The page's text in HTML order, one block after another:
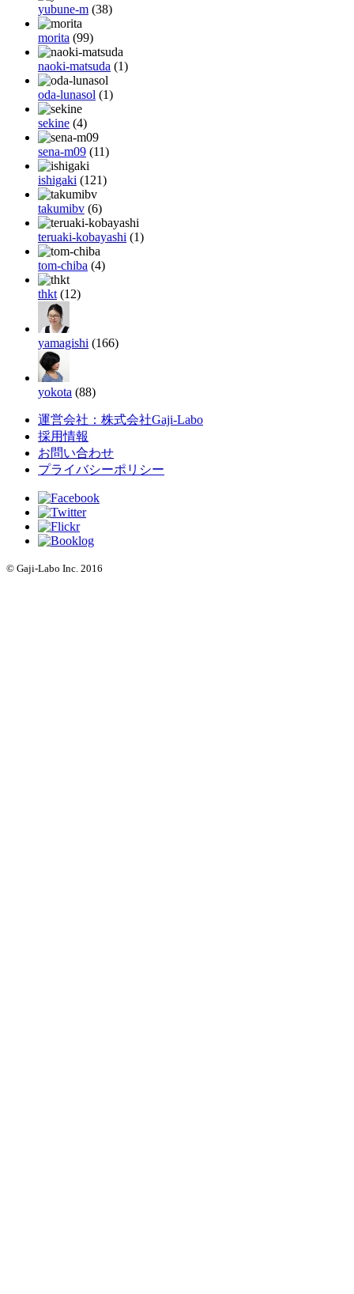
yubune-m (38)
morita (99)
naoki-matsuda (1)
oda-lunasol (1)
sekine (4)
sena-m09 (11)
ishigaki (121)
takumibv (6)
teruaki-kobayashi (1)
tom-chiba (4)
thkt (12)
yamagishi (166)
yokota (88)
運営会社：株式会社Gaji-Labo
採用情報
お問い合わせ
プライバシーポリシー
© Gaji-Labo Inc. 2016